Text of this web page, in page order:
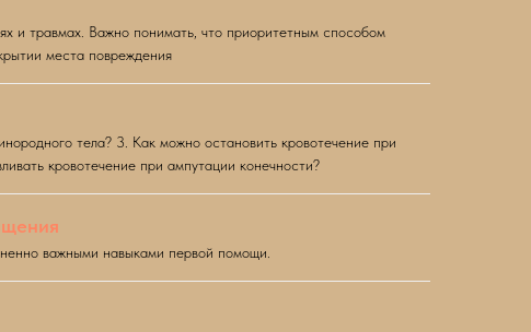
и травмах. Важно понимать, что приоритетным способом
места повреждения
тела? 3. Как можно остановить кровотечение при
кровотечение при ампутации конечности?
важными навыками первой помощи.